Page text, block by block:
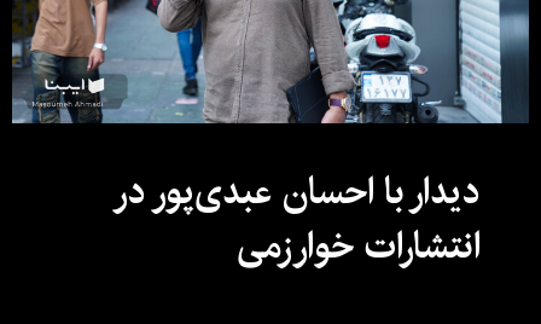
دیدار با احسان عبدی‌پور در
انتشارات خوارزمی